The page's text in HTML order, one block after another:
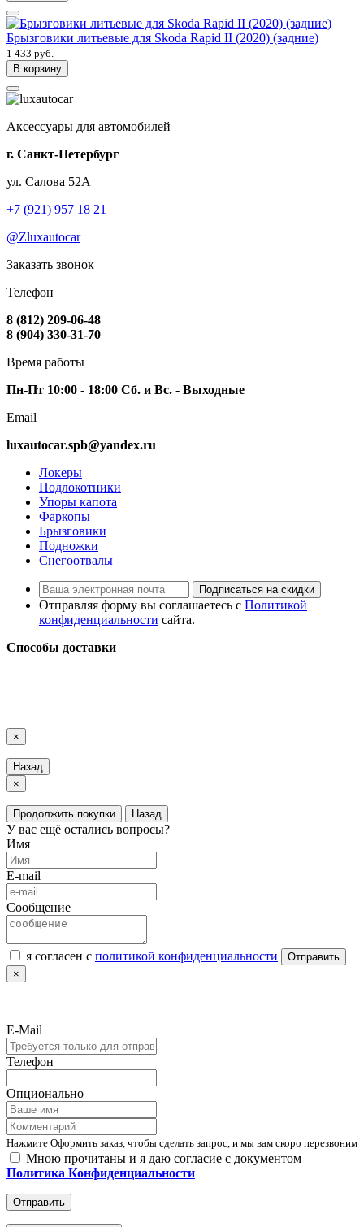
Брызговики литьевые для Skoda Rapid II (2020) (задние)
1 433 руб.
В корзину
Аксессуары для автомобилей
г. Санкт-Петербург
ул. Салова 52А
+7 (921) 957 18 21
@Zluxautocar
Заказать звонок
Телефон
8 (812) 209-06-48
8 (904) 330-31-70
Время работы
Пн-Пт 10:00 - 18:00 Сб. и Вс. - Выходные
Email
luxautocar.spb@yandex.ru
Локеры
Подлокотники
Упоры капота
Фаркопы
Брызговики
Подножки
Снегоотвалы
Подписаться на скидки
Отправляя форму вы соглашаетесь с Политикой
конфиденциальности сайта.
Способы доставки
×
Назад
×
Продолжить покупки Назад
У вас ещё остались вопросы?
Имя
E-mail
Сообщение
я согласен с политикой конфиденциальности
Отправить
×
E-Mail
Телефон
Опционально
Нажмите Оформить заказ, чтобы сделать запрос, и мы вам скоро перезвоним
Мною прочитаны и я даю согласие с документом
Политика Конфиденциальности
Отправить